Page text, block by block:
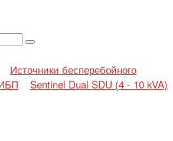
Источники бесперебойного
Sentinel Dual SDU (4 - 10 kVA)